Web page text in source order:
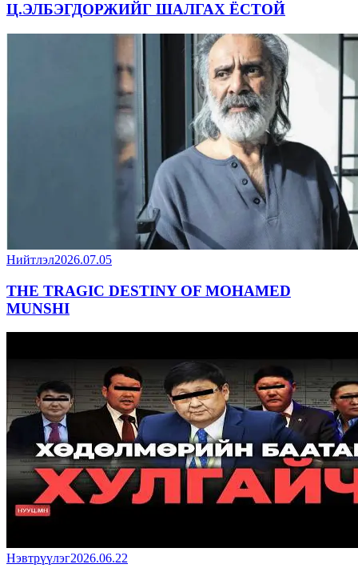
Ц.ЭЛБЭГДОРЖИЙГ ШАЛГАХ ЁСТОЙ
Нийтлэл2026.07.05
THE TRAGIC DESTINY OF MOHAMED
MUNSHI
Нэвтрүүлэг2026.06.22